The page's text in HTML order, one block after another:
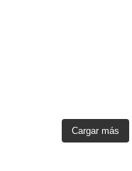
Cargar más